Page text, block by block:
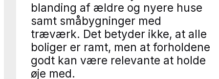
blanding af ældre og nyere huse
samt småbygninger med
træværk. Det betyder ikke, at alle
boliger er ramt, men at forholdene
godt kan være relevante at holde
øje med.